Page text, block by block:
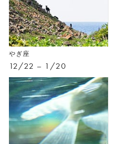
やぎ座
12/22 – 1/20